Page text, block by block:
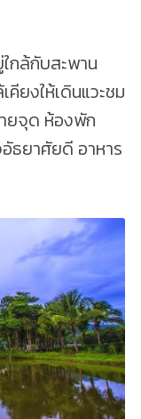
กล้กับสะพาน
คียงให้เดินแวะชม
ยจุด ห้องพัก
ธยาศัยดี อาหาร